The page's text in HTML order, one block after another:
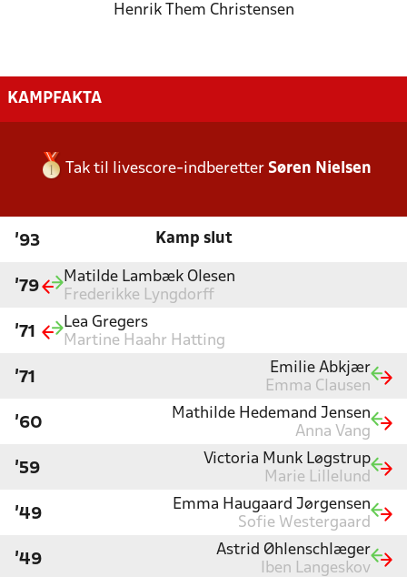
Henrik Them Christensen
KAMPFAKTA
Tak til livescore-indberetter Søren Nielsen
'93 Kamp slut
'79
Matilde Lambæk Olesen
Frederikke Lyngdorff
'71
Lea Gregers
Martine Haahr Hatting
'71
Emilie Abkjær
Emma Clausen
'60
Mathilde Hedemand Jensen
Anna Vang
'59
Victoria Munk Løgstrup
Marie Lillelund
'49
Emma Haugaard Jørgensen
Sofie Westergaard
'49
Astrid Øhlenschlæger
Iben Langeskov